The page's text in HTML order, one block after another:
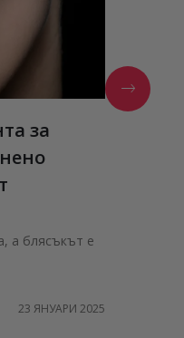
за
а блясъкът е
23 ЯНУАРИ 2025